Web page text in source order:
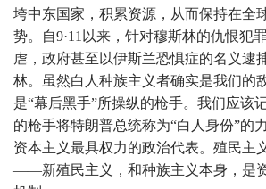
垮中东国家，积累资源，从而保持在全
势。自9·11以来，针对穆斯林的仇恨犯
虐，政府甚至以伊斯兰恐惧症的名义逮
林。虽然白人种族主义者确实是我们的
是“幕后黑手”所操纵的枪手。我们应该
的枪手将特朗普总统称为“白人身份”的
资本主义最具权力的政治代表。殖民主
——新殖民主义，和种族主义本身，是